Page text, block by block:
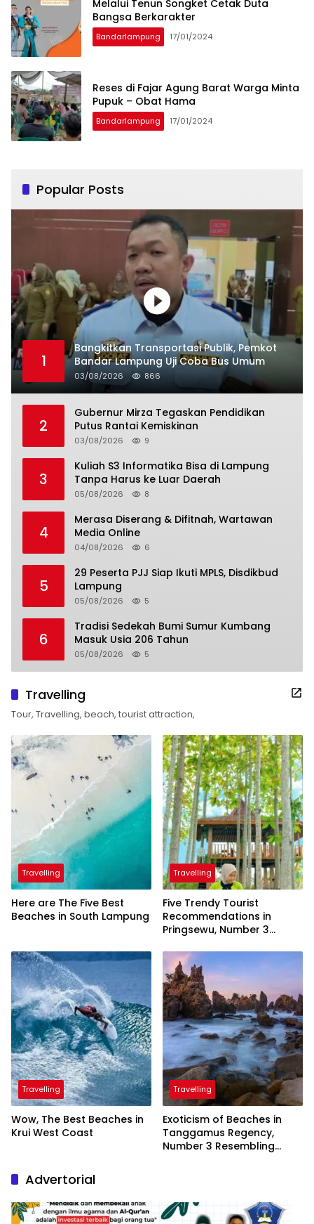
Melalui Tenun Songket Cetak Duta
Bangsa Berkarakter
Bandarlampung 17/01/2024
Reses di Fajar Agung Barat Warga Minta
Pupuk – Obat Hama
Bandarlampung 17/01/2024
Popular Posts
1
Bangkitkan Transportasi Publik, Pemkot
Bandar Lampung Uji Coba Bus Umum
03/08/2026 866
2
Gubernur Mirza Tegaskan Pendidikan
Putus Rantai Kemiskinan
03/08/2026 9
3
Kuliah S3 Informatika Bisa di Lampung
Tanpa Harus ke Luar Daerah
05/08/2026 8
4
Merasa Diserang & Difitnah, Wartawan
Media Online
04/08/2026 6
5
29 Peserta PJJ Siap Ikuti MPLS, Disdikbud
Lampung
05/08/2026 5
6
Tradisi Sedekah Bumi Sumur Kumbang
Masuk Usia 206 Tahun
05/08/2026 5
Travelling
Tour, Travelling, beach, tourist attraction,
Travelling
Here are The Five Best
Beaches in South Lampung
Travelling
Five Trendy Tourist
Recommendations in
Pringsewu, Number 3
President
Travelling
Wow, The Best Beaches in
Krui West Coast
Travelling
Exoticism of Beaches in
Tanggamus Regency,
Number 3 Resembling
Advertorial